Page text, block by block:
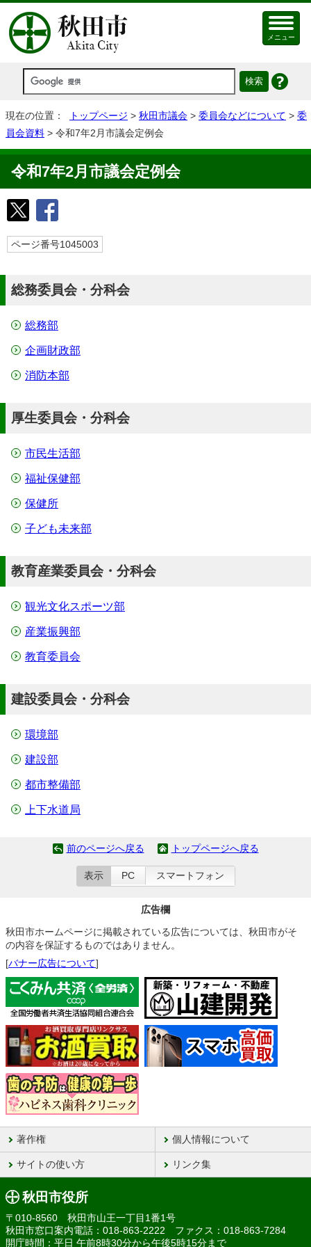
メニュー
現在の位置： トップページ > 秋田市議会 > 委員会などについて > 委
員会資料 > 令和7年2月市議会定例会
令和7年2月市議会定例会
ページ番号1045003
総務委員会・分科会
総務部
企画財政部
消防本部
厚生委員会・分科会
市民生活部
福祉保健部
保健所
子ども未来部
教育産業委員会・分科会
観光文化スポーツ部
産業振興部
教育委員会
建設委員会・分科会
環境部
建設部
都市整備部
上下水道局
前のページへ戻る トップページへ戻る
表示 PC スマートフォン
広告欄
秋田市ホームページに掲載されている広告については、秋田市がそ
の内容を保証するものではありません。
[バナー広告について]
著作権 個人情報について
サイトの使い方 リンク集
秋田市役所
〒010-8560 秋田市山王一丁目1番1号
秋田市窓口案内電話：018-863-2222 ファクス：018-863-7284
開庁時間：平日 午前8時30分から午後5時15分まで